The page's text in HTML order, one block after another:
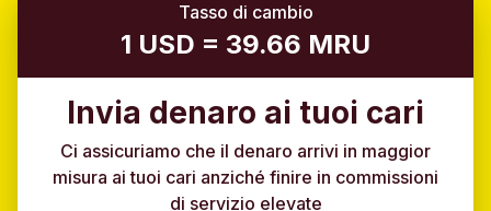
Tasso di cambio
1 USD = 39.66 MRU
Invia denaro ai tuoi cari
Ci assicuriamo che il denaro arrivi in maggior
misura ai tuoi cari anziché finire in commissioni
di servizio elevate